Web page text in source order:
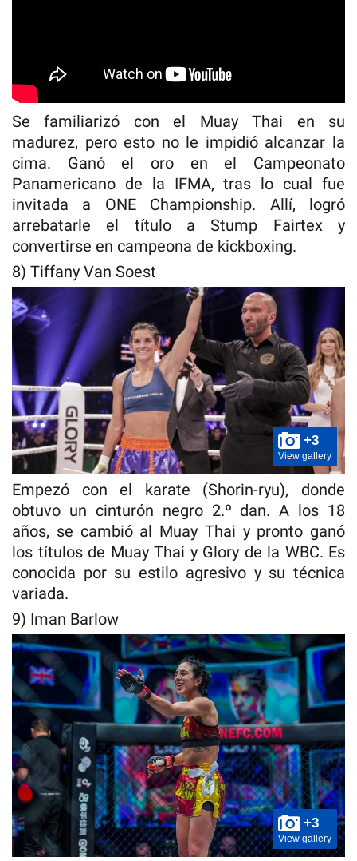
Se familiarizó con el Muay Thai en su
madurez, pero esto no le impidió alcanzar la
cima. Ganó el oro en el Campeonato
Panamericano de la IFMA, tras lo cual fue
invitada a ONE Championship. Allí, logró
arrebatarle el título a Stump Fairtex y
convertirse en campeona de kickboxing.
8) Tiffany Van Soest
+3
View gallery
Empezó con el karate (Shorin-ryu), donde
obtuvo un cinturón negro 2.º dan. A los 18
años, se cambió al Muay Thai y pronto ganó
los títulos de Muay Thai y Glory de la WBC. Es
conocida por su estilo agresivo y su técnica
variada.
9) Iman Barlow
+3
View gallery